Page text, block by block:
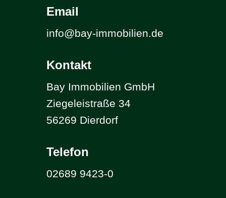
Email
info@bay-immobilien.de
Kontakt
Bay Immobilien GmbH
Ziegeleistraße 34
56269 Dierdorf
Telefon
02689 9423-0